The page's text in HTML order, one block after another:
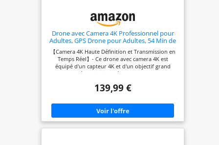
Drone avec Camera 4K Professionnel pour
Adultes, GPS Drone pour Adultes, 54 Min de
Vol, Résistant au Vent, Moteur Brushless,
Suivi Auto, Retour Auto, Wi-Fi 5G,
Léger<249g avec 3 Batteries(Noir)
（Moyen）
【Camera 4K Haute Définition et Transmission en
Temps Réel】- Ce drone avec camera 4K est
équipé d'un capteur 4K et d'un objectif grand
angle 120° à inclinaison réglable, capturant des
transmission vidéo Wi-Fi 5G permet une
smartphone, pour composer vos plans facilement.
【Sécurité et Stabilité Améliorées par le GPS】- Le
système GPS intégré à ce drone professionnel
avec camera offre des fonctions essentielles : le
139,99 €